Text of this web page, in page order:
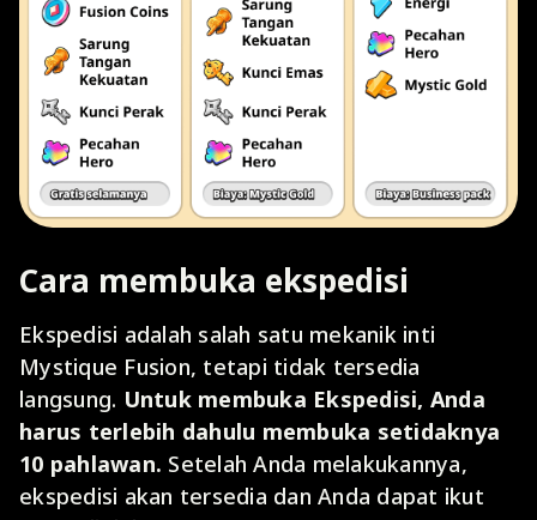
Cara membuka ekspedisi
Ekspedisi adalah salah satu mekanik inti
Mystique Fusion, tetapi tidak tersedia
langsung. Untuk membuka Ekspedisi, Anda
harus terlebih dahulu membuka setidaknya
10 pahlawan. Setelah Anda melakukannya,
ekspedisi akan tersedia dan Anda dapat ikut